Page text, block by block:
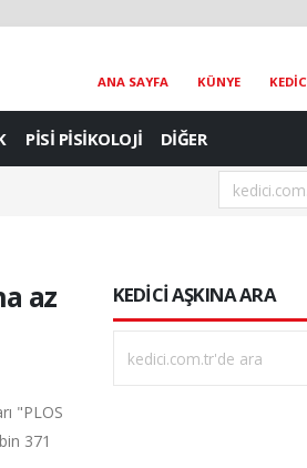
ANA SAYFA KÜNYE
PİSİ PİSİKOLOJİ DİĞER
[07.08.2026]
az
"PLOS
371
KEDİCİ AŞKINA ARA